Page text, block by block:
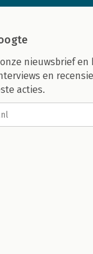
nieuwsbrief
en
acties.